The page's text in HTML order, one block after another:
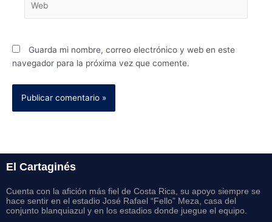
Guarda mi nombre, correo electrónico y web en este
navegador para la próxima vez que comente.
El Cartaginés
Cuenta con la afición más fiel de Costa Rica, su apoyo siempre se
hace sentir en el estadio José Rafael “Fello” Meza, casa del
conjunto blanquiazul y en los estadios donde juegue el equipo.